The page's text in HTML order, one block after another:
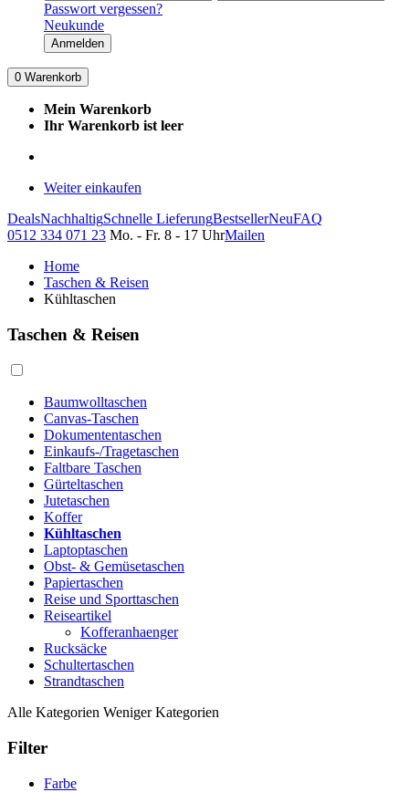
Passwort vergessen?
Neukunde
Anmelden
0 Warenkorb
Mein Warenkorb
Ihr Warenkorb ist leer
Weiter einkaufen
DealsNachhaltigSchnelle LieferungBestsellerNeuFAQ
0512 334 071 23 Mo. - Fr. 8 - 17 UhrMailen
Home
Taschen & Reisen
Kühltaschen
Taschen & Reisen
Baumwolltaschen
Canvas-Taschen
Dokumententaschen
Einkaufs-/Tragetaschen
Faltbare Taschen
Gürteltaschen
Jutetaschen
Koffer
Kühltaschen
Laptoptaschen
Obst- & Gemüsetaschen
Papiertaschen
Reise und Sporttaschen
Reiseartikel
Kofferanhaenger
Rucksäcke
Schultertaschen
Strandtaschen
Alle Kategorien Weniger Kategorien
Filter
Farbe